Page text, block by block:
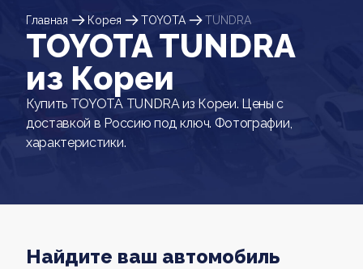
Главная Корея TOYOTA TUNDRA
TOYOTA TUNDRA
из Кореи
Купить TOYOTA TUNDRA из Кореи. Цены с
доставкой в Россию под ключ. Фотографии,
характеристики.
Найдите ваш автомобиль